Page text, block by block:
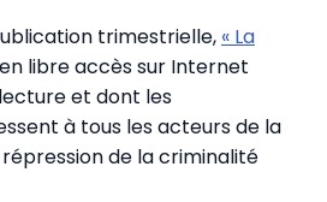
trimestrielle, « La
libre accès sur Internet
et dont les
à tous les acteurs de la
de la criminalité